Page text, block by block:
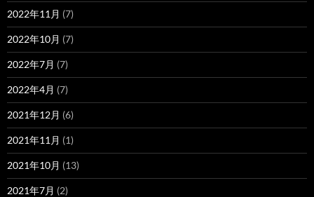
2022年11月 (7)
2022年10月 (7)
2022年7月 (7)
2022年4月 (7)
2021年12月 (6)
2021年11月 (1)
2021年10月 (13)
2021年7月 (2)